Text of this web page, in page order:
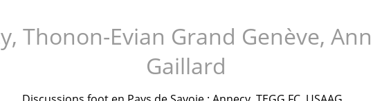
Thonon-Evian Grand Genève,
Gaillard